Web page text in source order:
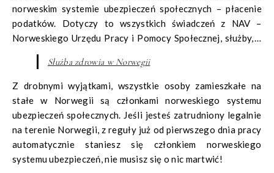
norweskim systemie ubezpieczeń społecznych – płacenie
podatków. Dotyczy to wszystkich świadczeń z NAV –
Norweskiego Urzędu Pracy i Pomocy Społecznej, służby, a
także wydatków na lekarstwa w przypadku dolegliwości
chronicznych.Służba zdrowia w Norwegii
Z drobnymi wyjątkami, wszystkie osoby zamieszkałe na
stałe w Norwegii są członkami norweskiego systemu
ubezpieczeń społecznych. Jeśli jesteś zatrudniony legalnie
na terenie Norwegii, z reguły już od pierwszego dnia pracy
automatycznie staniesz się członkiem norweskiego
systemu ubezpieczeń, nie musisz się o nic martwić!